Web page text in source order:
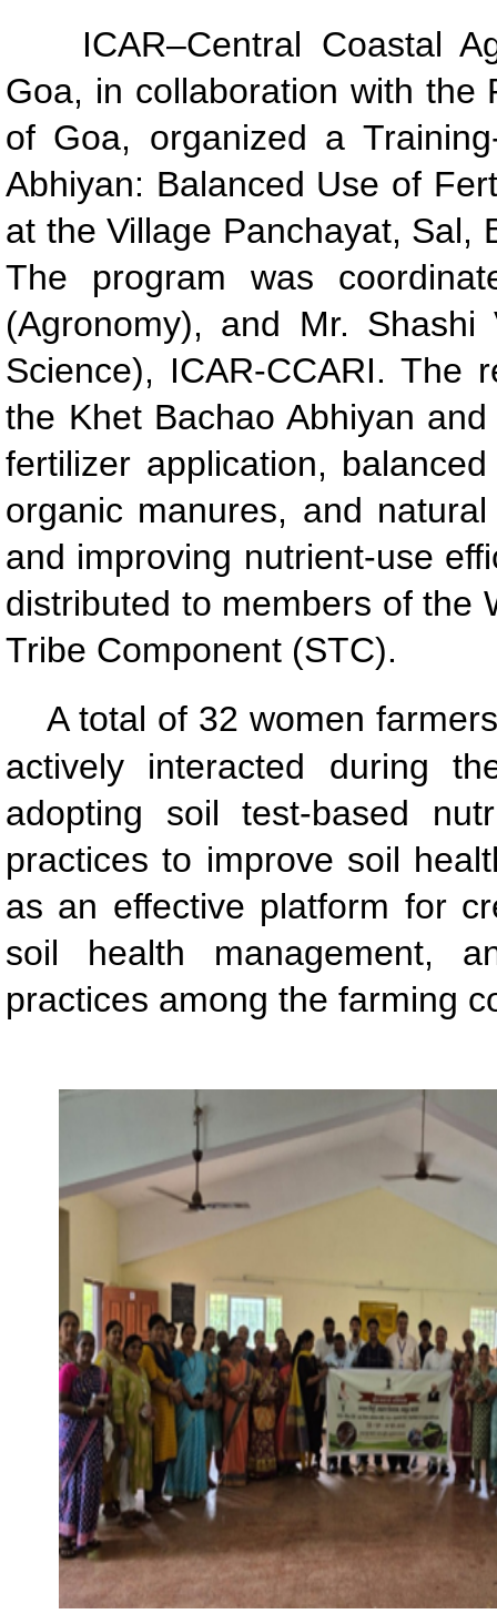
ICAR–Central Coastal
Goa, in collaboration with the
of Goa, organized a
Abhiyan: Balanced Use of
at the Village Panchayat, Sal,
The program was
(Agronomy), and Mr. Shashi
Science), ICAR-CCARI. The
the Khet Bachao Abhiyan
fertilizer application,
organic manures, and
and improving nutrient-use
distributed to members of the
Tribe Component (STC).
A total of 32 women
actively interacted during
adopting soil test-based
practices to improve soil
as an effective platform for
soil health management,
practices among the farming